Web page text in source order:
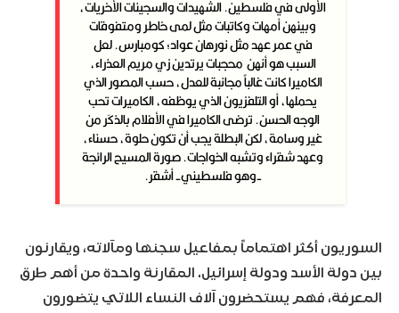
الأولى في فلسطين. الشهيدات والسجينات الأخريات،
وبينهن أمهات وكاتبات مثل لمى خاطر ومتفوقات
في عمر عهد مثل نورهان عواد؛ كومبارس. لعل
السبب هو أنهن محجبات يرتدين زي مريم العذراء،
الكاميرا كانت غالباً مجانبة للعدل، حسب المصور الذي
يحملها، أو التلفزيون الذي يوظفه، الكاميرات تحب
الوجه الحسن. ترضى الكاميرا في الأفلام بالذكَر من
غير وسامة، لكن البطلة يجب أن تكون حلوة، حسناء،
وعهد شقراء وتشبه الخواجات. صورة المسيح الرائجة
-وهو فلسطيني- أشقر.
السوريون أكثر اهتماماً بمفاعيل سجنها ومآلاته، ويقارنون
بين دولة الأسد ودولة إسرائيل. المقارنة واحدة من أهم طرق
المعرفة، فهم يستحضرون آلاف النساء اللاتي يتضورون